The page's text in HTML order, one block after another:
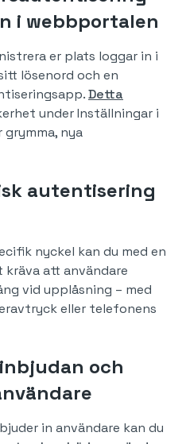
i webbportalen
er plats loggar in i
lösenord och en
Detta
under Inställningar i
nya
autentisering
nyckel kan du med en
att användare
vid upplåsning – med
eller telefonens
och
in användare kan du